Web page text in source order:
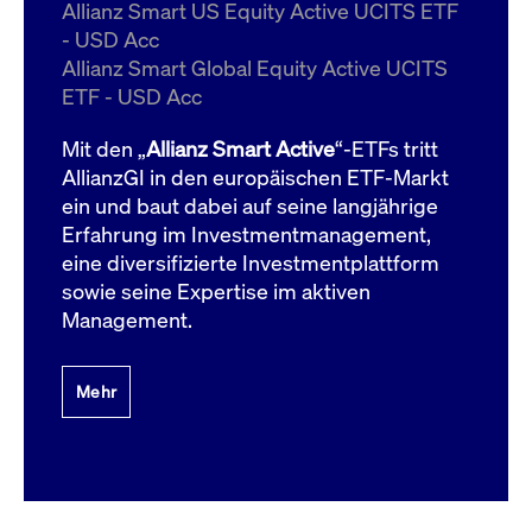
Allianz Smart US Equity Active UCITS ETF
- USD Acc
Allianz Smart Global Equity Active UCITS
ETF - USD Acc
Mit den „Allianz Smart Active“-ETFs tritt
AllianzGI in den europäischen ETF-Markt
ein und baut dabei auf seine langjährige
Erfahrung im Investmentmanagement,
eine diversifizierte Investmentplattform
sowie seine Expertise im aktiven
Management.
Mehr
ApplicationGatewayAffinityCORS
boerse.com
Domain
bis